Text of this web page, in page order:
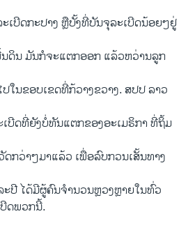
ເບີດກະປາງ ຫຼືບັ້ງທີ່ບັນຈຸລະເບີດນ້ອຍໆຢູ່
ດິນ ມັນ​ກໍ​ຈະ​ແຕກ​ອອກ ​ແລ້ວ​ຫວ່ານ​ລູກ​
ນ​ຂອບ​ເຂດ​ທີ່​ກ້ວາງ​ຂວາງ. ສປປ ລາວ
ບີດທີ່​ຍັງ​ບໍ່​ທັນ​ແຕກ​ຂອງ​ອະ​ເມຣິກາ​ ທີ່ຖິ້ມ
ກວ່າໆມາ​ແລ້ວ ເພື່ອລົບກວນ​ເສັ້ນທາງ
ປີ ໄດ້​ມີ​ຜູ້​ຄົນ​ຈຳນວນຫຼວງ​ຫຼາຍ​ໃນ​ທົ່ວ​
ດ​ພວກ​ນີ້​.